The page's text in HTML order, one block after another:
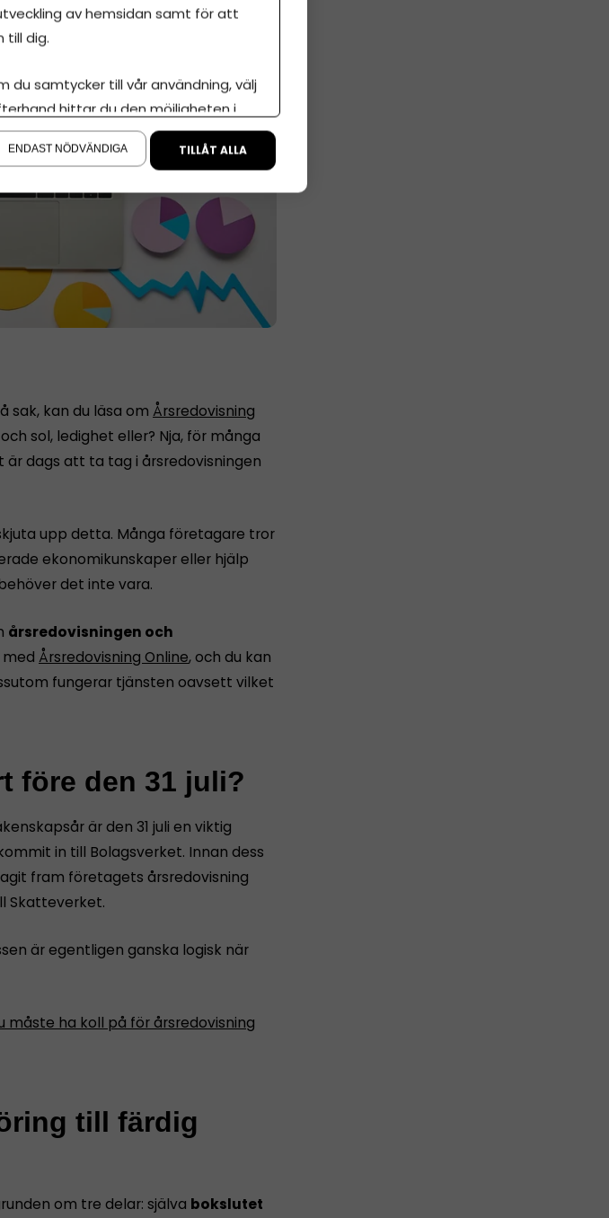
sak, kan du läsa om Årsredovisning
sol, ledighet eller? Nja, för många
dags att ta tag i årsredovisningen
upp detta. Många företagare tror
ekonomikunskaper eller hjälp
det inte vara.
årsredovisningen och
med Årsredovisning Online, och du kan
fungerar tjänsten oavsett vilket
före den 31 juli?
är den 31 juli en viktig
in till Bolagsverket. Innan dess
fram företagets årsredovisning
Skatteverket.
är egentligen ganska logisk när
måste ha koll på för årsredovisning
till färdig
om tre delar: själva bokslutet
av hemsidan samt för att
till dig.
du samtycker till vår användning, välj
hittar du den möjligheten i
ENDAST NÖDVÄNDIGA TILLÅT ALLA